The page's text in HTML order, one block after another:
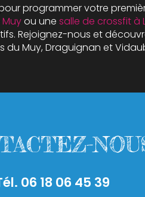
programmer votre
ou une salle de crossfit à
Rejoignez-nous et
du Muy, Draguignan et
06 18 06 45 39